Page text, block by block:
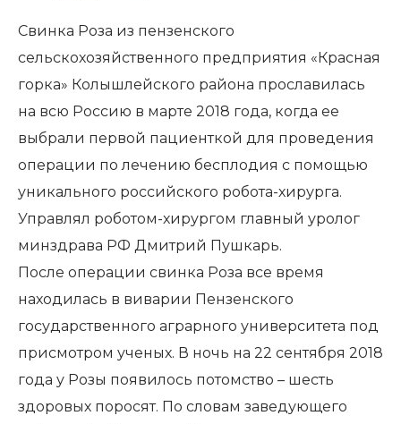
Свинка Роза из пензенского
сельскохозяйственного предприятия «Красная
горка» Колышлейского района прославилась
на всю Россию в марте 2018 года, когда ее
выбрали первой пациенткой для проведения
операции по лечению бесплодия с помощью
уникального российского робота-хирурга.
Управлял роботом-хирургом главный уролог
минздрава РФ Дмитрий Пушкарь.
После операции свинка Роза все время
находилась в виварии Пензенского
государственного аграрного университета под
присмотром ученых. В ночь на 22 сентября 2018
года у Розы появилось потомство – шесть
здоровых поросят. По словам заведующего